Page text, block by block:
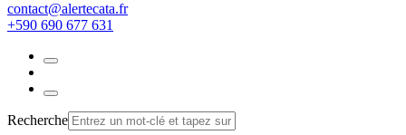
rf.atacetrela@tcatnoc
+590 690 677 631
Recherche